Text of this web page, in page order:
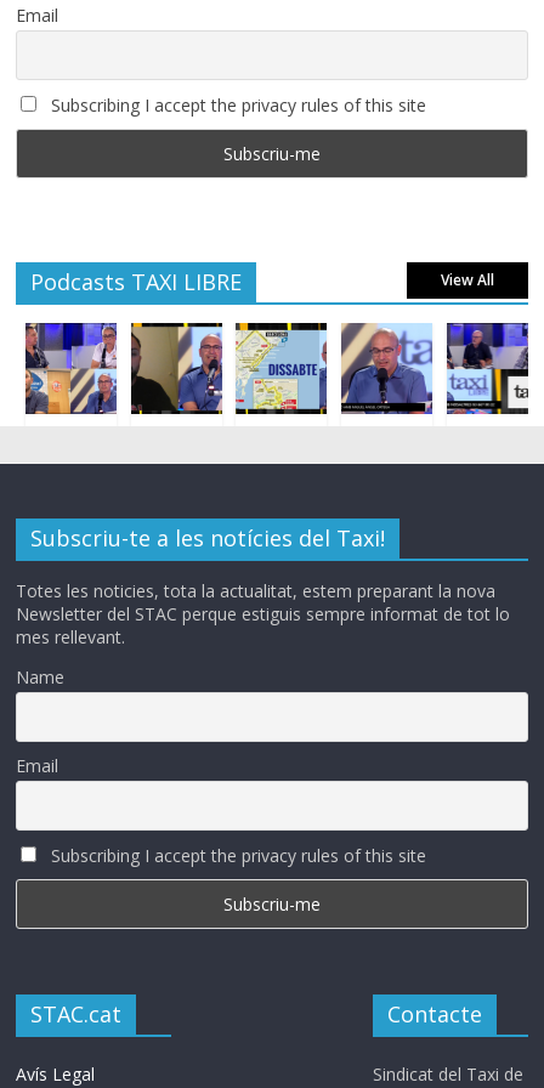
Email
Subscribing I accept the privacy rules of this site
Podcasts TAXI LIBRE View All
Subscriu-te a les notícies del Taxi!
Totes les noticies, tota la actualitat, estem preparant la nova
Newsletter del STAC perque estiguis sempre informat de tot lo
mes rellevant.
Name
Email
Subscribing I accept the privacy rules of this site
STAC.cat
Avís Legal
Contacte
Sindicat del Taxi de